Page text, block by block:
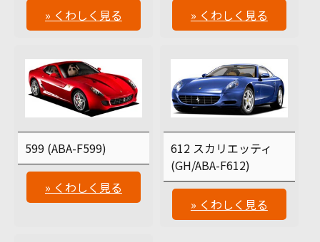
» くわしく見る » くわしく見る
599 (ABA-F599)
» くわしく見る
612 スカリエッティ
(GH/ABA-F612)
» くわしく見る